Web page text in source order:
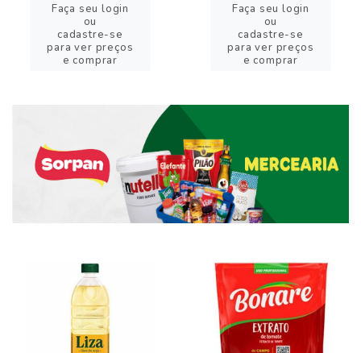
Faça seu login
ou
cadastre-se
para ver preços
e comprar
Faça seu login
ou
cadastre-se
para ver preços
e comprar